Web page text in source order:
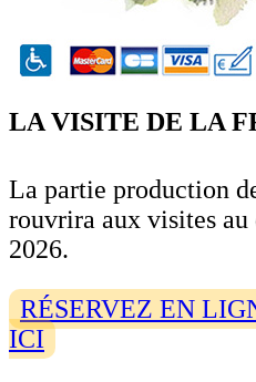
LA VISITE DE LA
La partie production
rouvrira aux visites au
2026.
RÉSERVEZ EN
ICI